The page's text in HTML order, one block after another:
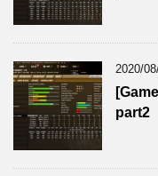
2020/
part2